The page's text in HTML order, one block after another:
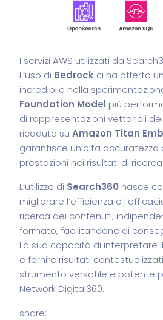
I servizi AWS utilizzati da
L’uso di Bedrock ci ha offerto
incredibile nella
Foundation Model più
di rappresentazioni vettoriali
ricaduta su Amazon Titan
garantisce un’alta
prestazioni nei risultati di ricerca.
L’utilizzo di Search360 nasce
migliorare l’efficienza e
ricerca dei contenuti,
formato, facilitandone di
La sua capacità di interpretare
e fornire risultati
strumento versatile e potente
Network Digital360.
share: